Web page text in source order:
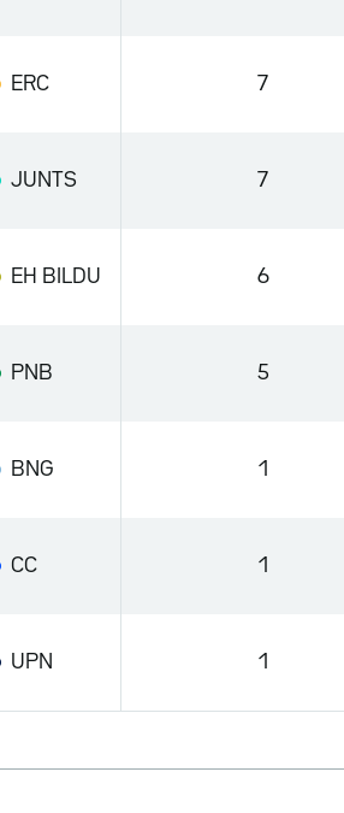
ERC 7
JUNTS 7
EH BILDU 6
PNB 5
BNG 1
CC 1
UPN 1